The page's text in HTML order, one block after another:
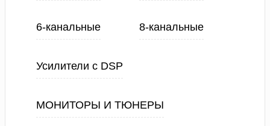
6-канальные 8-канальные
Усилители с DSP
МОНИТОРЫ И ТЮНЕРЫ